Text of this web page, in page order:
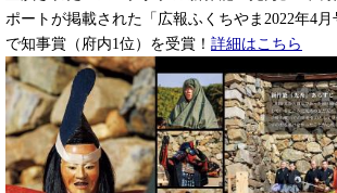
ポートが掲載された「広報ふくちやま2022年4
で知事賞（府内1位）を受賞！​ 詳細はこちら